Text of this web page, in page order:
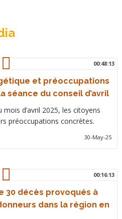
00:48:13
et préoccupations
séance du conseil d’avril
d’avril 2025, les citoyens
préoccupations concrètes.
30-May-25
00:16:13
30 décès provoqués à
dans la région en